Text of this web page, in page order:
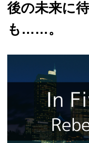
後の未来に
も……。